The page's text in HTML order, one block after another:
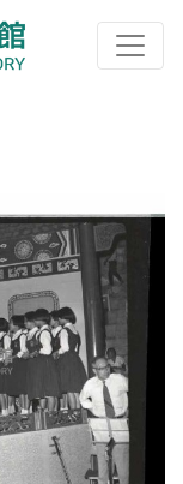
物館